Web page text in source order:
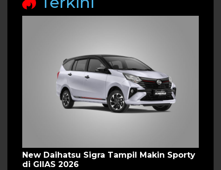
New Daihatsu Sigra Tampil Makin Sporty
di GIIAS 2026